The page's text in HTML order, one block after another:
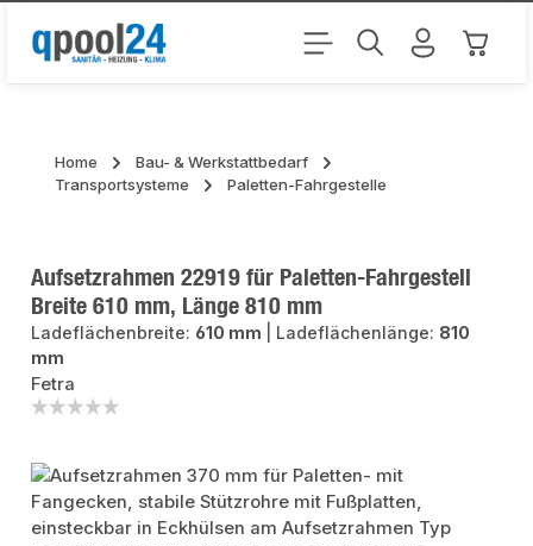
Zum Hauptinhalt springen
Home
Bau- & Werkstattbedarf
Transportsysteme
Paletten-Fahrgestelle
Aufsetzrahmen 22919 für Paletten-Fahrgestell
Breite 610 mm, Länge 810 mm
Ladeflächenbreite: 610 mm Ladeflächenlänge: 810
mm
Fetra
Bildergalerie überspringen